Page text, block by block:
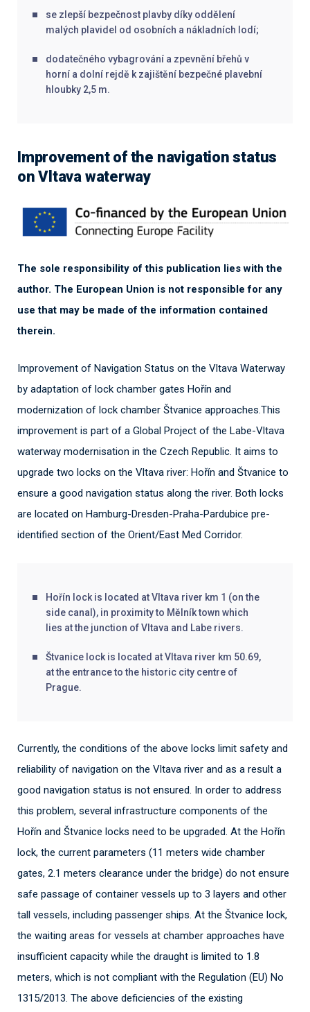
se zlepší bezpečnost plavby díky oddělení
malých plavidel od osobních a nákladních lodí;
dodatečného vybagrování a zpevnění břehů v
horní a dolní rejdě k zajištění bezpečné plavební
hloubky 2,5 m.
Improvement of the navigation status
on Vltava waterway
The sole responsibility of this publication lies with the
author. The European Union is not responsible for any
use that may be made of the information contained
therein.
Improvement of Navigation Status on the Vltava Waterway
by adaptation of lock chamber gates Hořín and
modernization of lock chamber Štvanice approaches.This
improvement is part of a Global Project of the Labe-Vltava
waterway modernisation in the Czech Republic. It aims to
upgrade two locks on the Vltava river: Hořín and Štvanice to
ensure a good navigation status along the river. Both locks
are located on Hamburg-Dresden-Praha-Pardubice pre-
identified section of the Orient/East Med Corridor.
Hořín lock is located at Vltava river km 1 (on the
side canal), in proximity to Mělník town which
lies at the junction of Vltava and Labe rivers.
Štvanice lock is located at Vltava river km 50.69,
at the entrance to the historic city centre of
Prague.
Currently, the conditions of the above locks limit safety and
reliability of navigation on the Vltava river and as a result a
good navigation status is not ensured. In order to address
this problem, several infrastructure components of the
Hořín and Štvanice locks need to be upgraded. At the Hořín
lock, the current parameters (11 meters wide chamber
gates, 2.1 meters clearance under the bridge) do not ensure
safe passage of container vessels up to 3 layers and other
tall vessels, including passenger ships. At the Štvanice lock,
the waiting areas for vessels at chamber approaches have
insufficient capacity while the draught is limited to 1.8
meters, which is not compliant with the Regulation (EU) No
1315/2013. The above deficiencies of the existing